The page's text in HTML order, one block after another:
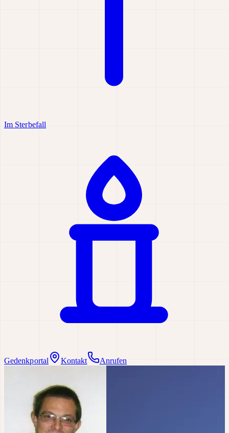
Im Sterbefall
Gedenkportal Kontakt Anrufen